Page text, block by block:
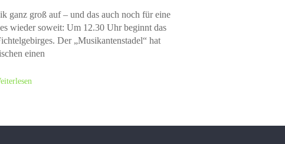
ganz groß auf – und das auch noch für eine
wieder soweit: Um 12.30 Uhr beginnt das
Der „Musikantenstadel“ hat
einen